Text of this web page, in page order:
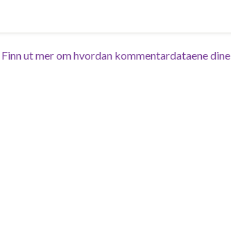
Finn ut mer om hvordan kommentardataene dine